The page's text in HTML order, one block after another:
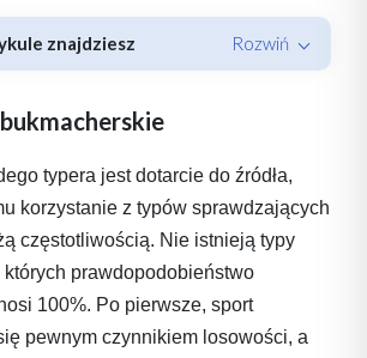
znajdziesz Rozwiń
typera jest dotarcie do źródła,
korzystanie z typów sprawdzających
częstotliwością. Nie istnieją typy
których prawdopodobieństwo
100%. Po pierwsze, sport
pewnym czynnikiem losowości, a